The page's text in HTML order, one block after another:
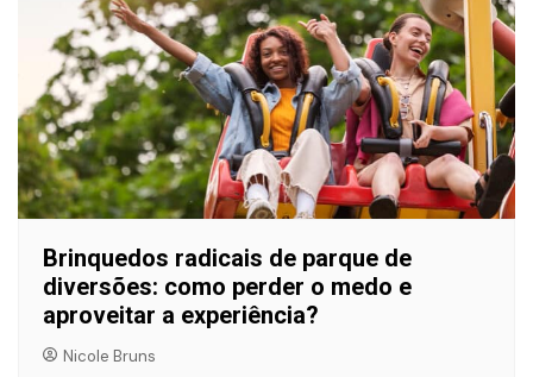
Brinquedos radicais de parque de
diversões: como perder o medo e
aproveitar a experiência?
Nicole Bruns